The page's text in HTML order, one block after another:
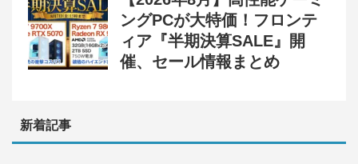
ングPCが大特価！フロンテ
ィア『半期決算SALE』開
催、セール情報まとめ
新着記事